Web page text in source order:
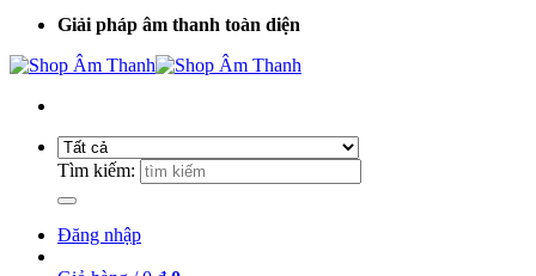
Giải pháp âm thanh toàn diện
Tìm kiếm:
Đăng nhập